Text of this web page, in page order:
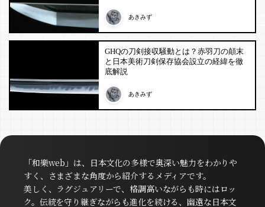
あきみず
GHQの刀剣接収騒動とは？赤羽刀の顛末
と日本美術刀剣保存協会設立の経緯を徹
底解説
あきみず
「和樂web」は、日本文化の多様で奥深い魅力をわかりや
すく、さまざまな角度から紹介するメディアです。
美しく、ラグジュアリーで、格調高いながらも時にはロッ
ク。伝統を守り継ぎながらも進化を続ける、幽遠な日本文